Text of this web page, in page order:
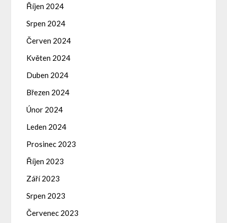
Říjen 2024
Srpen 2024
Červen 2024
Květen 2024
Duben 2024
Březen 2024
Únor 2024
Leden 2024
Prosinec 2023
Říjen 2023
Září 2023
Srpen 2023
Červenec 2023